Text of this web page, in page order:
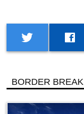
twitter facebook
BORDER BREAK